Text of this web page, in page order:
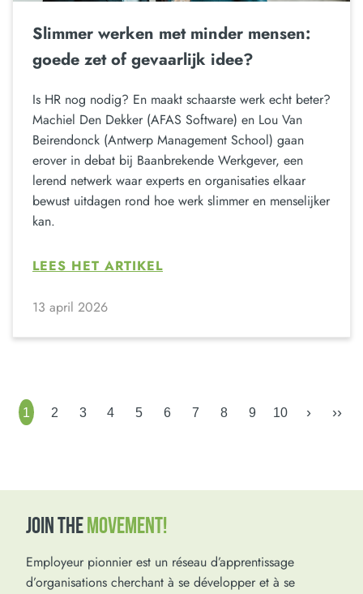
Slimmer werken met minder mensen:
goede zet of gevaarlijk idee?
Is HR nog nodig? En maakt schaarste werk echt beter?
Machiel Den Dekker (AFAS Software) en Lou Van
Beirendonck (Antwerp Management School) gaan
erover in debat bij Baanbrekende Werkgever, een
lerend netwerk waar experts en organisaties elkaar
bewust uitdagen rond hoe werk slimmer en menselijker
kan.
LEES HET ARTIKEL
13 april 2026
1 2 3 4 5 6 7 8 9 10 › ››
JOIN THEMOVEMENT!
Employeur pionnier est un réseau d’apprentissage
d’organisations cherchant à se développer et à se